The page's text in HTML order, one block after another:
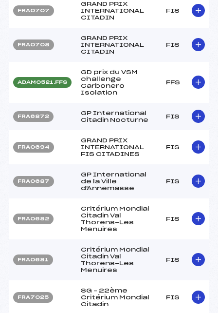
FRA0707
GRAND PRIX
INTERNATIONAL
CITADIN
FIS
FRA0708
GRAND PRIX
INTERNATIONAL
CITADIN
FIS
ADAM0521.FFS
GD prix du VSM
challenge
Carbonero
Isolation
FFS
FRA6872
GP International
Citadin Nocturne
FIS
FRA0694
GRAND PRIX
INTERNATIONAL
FIS CITADINES
FIS
FRA0687
GP International
de la Ville
d'Annemasse
FIS
FRA0682
Critérium Mondial
Citadin Val
Thorens-Les
Menuires
FIS
FRA0681
Critérium Mondial
Citadin Val
Thorens-Les
Menuires
FIS
FRA7025
SG – 22ème
Critérium Mondial
Citadin
FIS